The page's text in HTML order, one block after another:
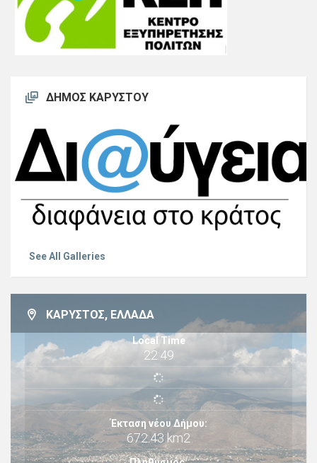
ΔΉΜΟΣ ΚΑΡΎΣΤΟΥ
See All Galleries
ΚΆΡΥΣΤΟΣ, ΕΛΛΆΔΑ
Local Time
22:49
Έκταση νέου Δήμου:
672.43 km2